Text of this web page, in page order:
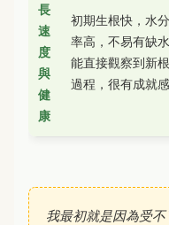
長
速
度
與
健
康
初期生根快，水
率高，不易有缺水
能直接觀察到新
過程，很有成就感
我最初就是因為受